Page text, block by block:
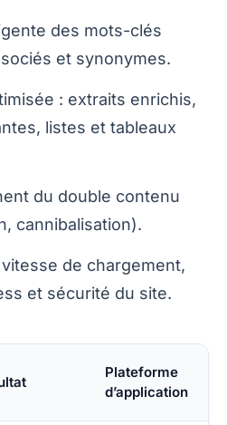
des mots-clés
et synonymes.
: extraits enrichis,
listes et tableaux
du double contenu
cannibalisation).
de chargement,
et sécurité du site.
Plateforme
d’application